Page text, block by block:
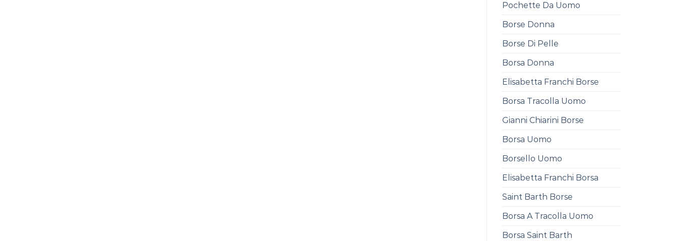
Pochette Da Uomo
Borse Donna
Borse Di Pelle
Borsa Donna
Elisabetta Franchi Borse
Borsa Tracolla Uomo
Gianni Chiarini Borse
Borsa Uomo
Borsello Uomo
Elisabetta Franchi Borsa
Saint Barth Borse
Borsa A Tracolla Uomo
Borsa Saint Barth